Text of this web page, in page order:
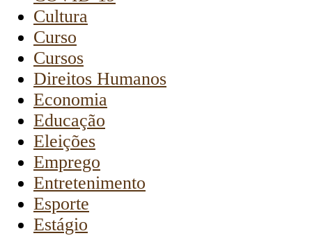
Cultura
Curso
Cursos
Direitos Humanos
Economia
Educação
Eleições
Emprego
Entretenimento
Esporte
Estágio